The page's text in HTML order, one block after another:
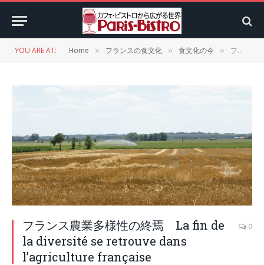
YOU ARE AT: Home » フランスの食文化 » 食文化の今 » フランス農業多様性の終焉 La fin de la diversité se retrouve dans l’agriculture française
フランス農業多様性の終焉 La fin de
la diversité se retrouve dans
l’agriculture française
0